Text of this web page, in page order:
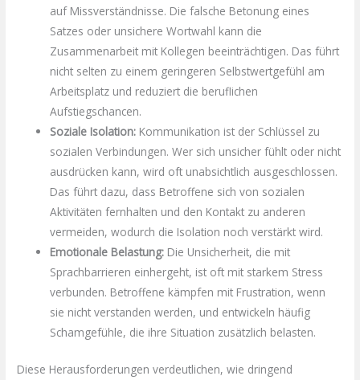
auf Missverständnisse. Die falsche Betonung eines
Satzes oder unsichere Wortwahl kann die
Zusammenarbeit mit Kollegen beeinträchtigen. Das führt
nicht selten zu einem geringeren Selbstwertgefühl am
Arbeitsplatz und reduziert die beruflichen
Aufstiegschancen.
Soziale Isolation: Kommunikation ist der Schlüssel zu
sozialen Verbindungen. Wer sich unsicher fühlt oder nicht
ausdrücken kann, wird oft unabsichtlich ausgeschlossen.
Das führt dazu, dass Betroffene sich von sozialen
Aktivitäten fernhalten und den Kontakt zu anderen
vermeiden, wodurch die Isolation noch verstärkt wird.
Emotionale Belastung: Die Unsicherheit, die mit
Sprachbarrieren einhergeht, ist oft mit starkem Stress
verbunden. Betroffene kämpfen mit Frustration, wenn
sie nicht verstanden werden, und entwickeln häufig
Schamgefühle, die ihre Situation zusätzlich belasten.
Diese Herausforderungen verdeutlichen, wie dringend